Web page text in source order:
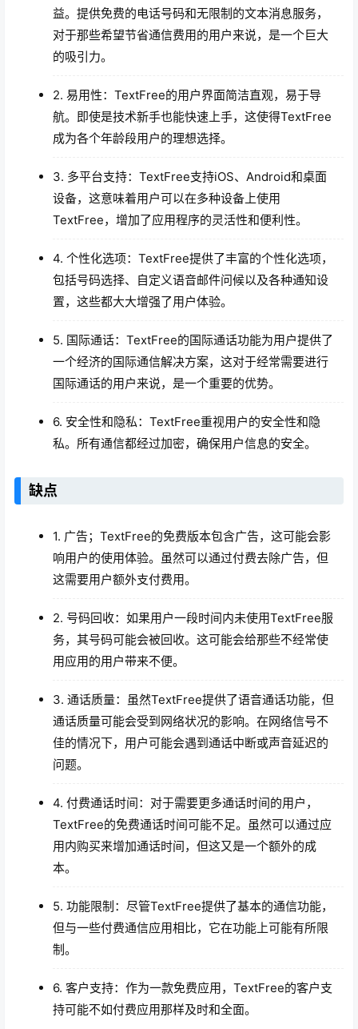
益。提供免费的电话号码和无限制的文本消息服务，
对于那些希望节省通信费用的用户来说，是一个巨大
的吸引力。
2. 易用性：TextFree的用户界面简洁直观，易于导
航。即使是技术新手也能快速上手，这使得TextFree
成为各个年龄段用户的理想选择。
3. 多平台支持：TextFree支持iOS、Android和桌面
设备，这意味着用户可以在多种设备上使用
TextFree，增加了应用程序的灵活性和便利性。
4. 个性化选项：TextFree提供了丰富的个性化选项，
包括号码选择、自定义语音邮件问候以及各种通知设
置，这些都大大增强了用户体验。
5. 国际通话：TextFree的国际通话功能为用户提供了
一个经济的国际通信解决方案，这对于经常需要进行
国际通话的用户来说，是一个重要的优势。
6. 安全性和隐私：TextFree重视用户的安全性和隐
私。所有通信都经过加密，确保用户信息的安全。
缺点
1. 广告；TextFree的免费版本包含广告，这可能会影
响用户的使用体验。虽然可以通过付费去除广告，但
这需要用户额外支付费用。
2. 号码回收：如果用户一段时间内未使用TextFree服
务，其号码可能会被回收。这可能会给那些不经常使
用应用的用户带来不便。
3. 通话质量：虽然TextFree提供了语音通话功能，但
通话质量可能会受到网络状况的影响。在网络信号不
佳的情况下，用户可能会遇到通话中断或声音延迟的
问题。
4. 付费通话时间：对于需要更多通话时间的用户，
TextFree的免费通话时间可能不足。虽然可以通过应
用内购买来增加通话时间，但这又是一个额外的成
本。
5. 功能限制：尽管TextFree提供了基本的通信功能，
但与一些付费通信应用相比，它在功能上可能有所限
制。
6. 客户支持：作为一款免费应用，TextFree的客户支
持可能不如付费应用那样及时和全面。